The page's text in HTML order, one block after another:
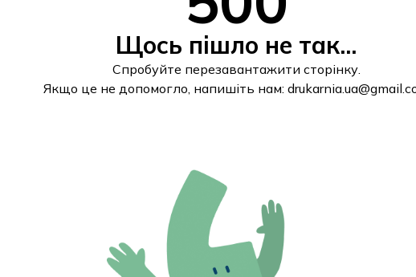
Щось пішло не так...
Спробуйте перезавантажити сторінку.
Якщо це не допомогло, напишіть нам: